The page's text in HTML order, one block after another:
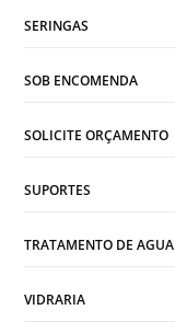
SERINGAS
SOB ENCOMENDA
SOLICITE ORÇAMENTO
SUPORTES
TRATAMENTO DE AGUA
VIDRARIA